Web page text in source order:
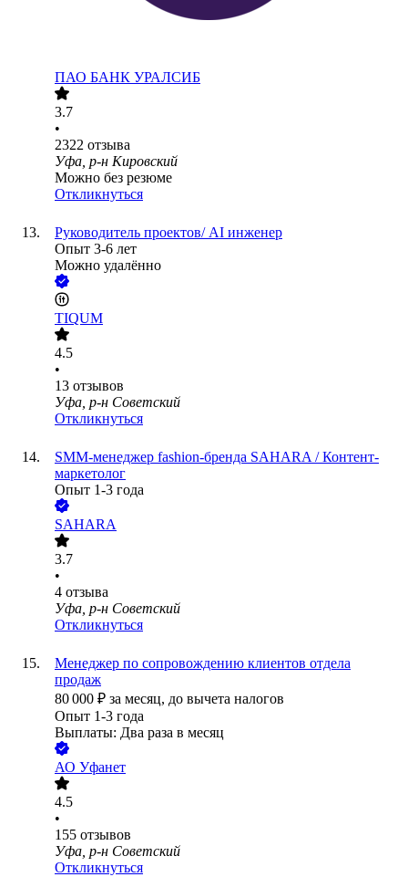
ПАО БАНК УРАЛСИБ
3.7
•
2322 отзыва
Уфа, р-н Кировский
Можно без резюме
Откликнуться
Руководитель проектов/ AI инженер
Опыт 3-6 лет
Можно удалённо
TIQUM
4.5
•
13 отзывов
Уфа, р-н Советский
Откликнуться
SMM-менеджер fashion-бренда SAHARA / Контент-
маркетолог
Опыт 1-3 года
SAHARA
3.7
•
4 отзыва
Уфа, р-н Советский
Откликнуться
Менеджер по сопровождению клиентов отдела
продаж
80 000 ₽ за месяц, до вычета налогов
Опыт 1-3 года
Выплаты: Два раза в месяц
АО Уфанет
4.5
•
155 отзывов
Уфа, р-н Советский
Откликнуться